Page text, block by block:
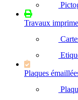
Travaux
Plaques